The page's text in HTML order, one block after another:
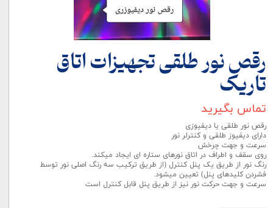
رقص نور طلقی تجهیزات اتاق
تاریک
تماس بگیرید
رقص نور طلقی یا دیفیوزی
دارای دیفیوز طلقی و کنترلر نور
سرعت و جهت چرخش
روی سقف و اطراف در اتاق نورهای ستاره ای ایجاد میکند.
رنگ نور از طریق یک پنل کنترل (از طریق ترکیب سه رنگ اصلی نور توسط
فشردن کلیدهای پنل) تعیین میشود.
سرعت و جهت حرکت نور نیز از طریق پنل قابل کنترل است